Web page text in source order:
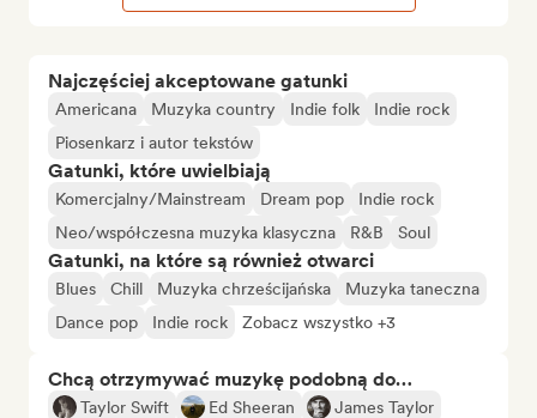
Najczęściej akceptowane gatunki
Americana Muzyka country Indie folk
Indie rock
Piosenkarz i autor tekstów
Gatunki, które uwielbiają
Komercjalny/Mainstream Dream pop
Indie rock
Neo/współczesna muzyka klasyczna
R&B Soul
Gatunki, na które są również otwarci
Blues Chill Muzyka chrześcijańska
Muzyka taneczna
Dance pop
Indie rock Zobacz wszystko +3
Chcą otrzymywać muzykę podobną do…
Taylor Swift Ed Sheeran
James Taylor